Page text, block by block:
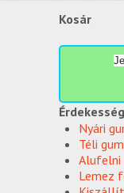
Kosár
Nyári
Téli
Alufelni
Lemez